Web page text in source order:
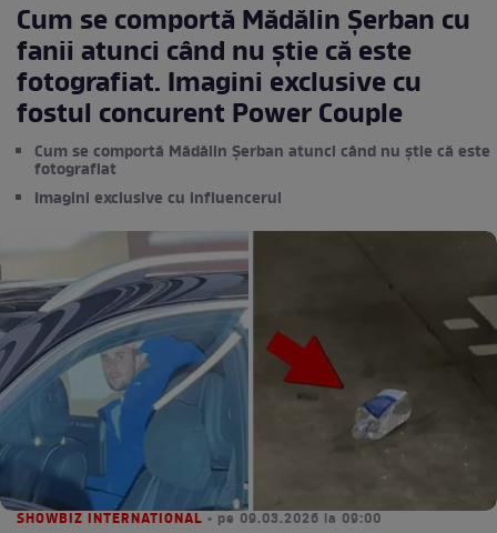
Cum se comportă Mădălin Șerban cu
fanii atunci când nu știe că este
fotografiat. Imagini exclusive cu
fostul concurent Power Couple
Cum se comportă Mădălin Șerban atunci când nu știe că este
fotografiat
Imagini exclusive cu influencerul
SHOWBIZ INTERNATIONAL • pe 09.03.2026 la 09:00